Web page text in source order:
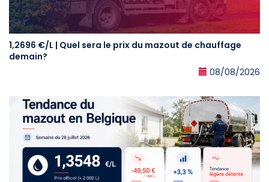
1,2696 €/L | Quel sera le prix du mazout de chauffage
demain?
08/08/2026